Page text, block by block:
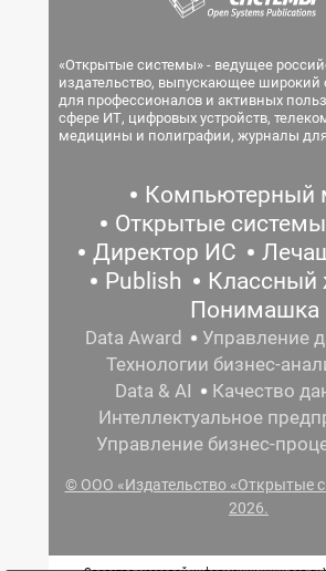
«Открытые системы» - ведущее
издательство, выпускающее широкий
для профессионалов и активных
сфере ИТ, цифровых устройств,
медицины и полиграфии, журналы
Компьютерный
Открытые
Директор ИС
Publish
Классный
Понимашка
Data Award
Управление
Технологии бизнес-
Data & AI
Качество
Интеллектуальное
Управление бизнес-
© ООО «Издательство «Открытые
2026.